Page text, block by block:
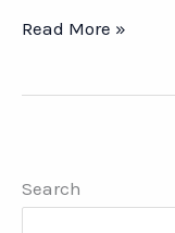
Tessile.
i
Read More »
Search